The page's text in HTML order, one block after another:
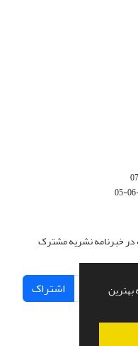
بهترین
در خبرنامه نشریه مشترک
اشتراک